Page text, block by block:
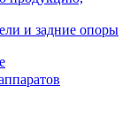
и задние опоры